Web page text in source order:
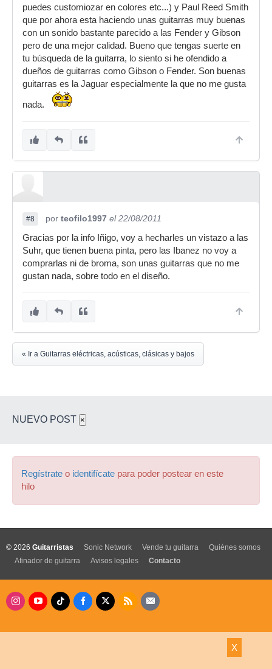
puedes customiozar en colores etc...) y Paul Reed Smith
que por ahora esta haciendo unas guitarras muy buenas
con un sonido bastante parecido a las Fender y Gibson
pero de una mejor calidad. Bueno que tengas suerte en
tu búsqueda de la guitarra, lo siento si he ofendido a
dueños de guitarras como Gibson o Fender. Son buenas
guitarras es la Jaguar especialmente la que no me gusta
nada.
#8 por teofilo1997 el 22/08/2011
Gracias por la info Iñigo, voy a hecharles un vistazo a las
Suhr, que tienen buena pinta, pero las Ibanez no voy a
comprarlas ni de broma, son unas guitarras que no me
gustan nada, sobre todo en el diseño.
« Ir a Guitarras eléctricas, acústicas, clásicas y bajos
NUEVO POST ×
Regístrate o identifícate para poder postear en este
hilo
X
© 2026 Guitarristas Sonic Network Vende tu guitarra
Quiénes somos
Afinador de guitarra
Avisos legales Contacto